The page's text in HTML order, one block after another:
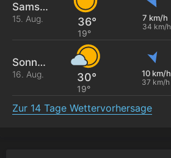
Samstag
15. Aug. 36°
19°
7 km/h
34 km/h
Sonntag
16. Aug. 30°
19°
10 km/h
37 km/h
Zur 14 Tage Wettervorhersage